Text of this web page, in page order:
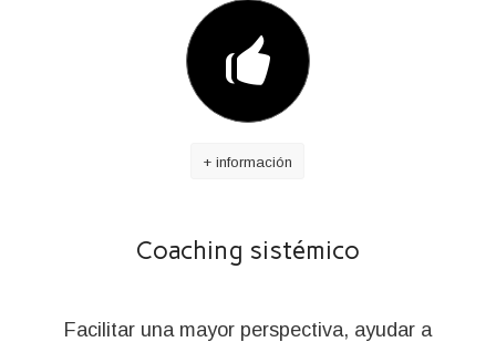
+ información
Coaching sistémico
Facilitar una mayor perspectiva, ayudar a